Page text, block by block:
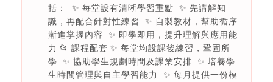
括： ✨ 每堂設有清晰學習重點 ✨ 先講解知
識，再配合針對性練習 ✨ 自製教材，幫助循序
漸進掌握內容 ✨ 即學即用，提升理解與應用能
力 📂 課程配套 ✨ 每堂均設課後練習，鞏固所
學 ✨ 協助學生規劃時間及課業安排 ✨ 培養學
生時間管理與自主學習能力 ✨ 每月提供一份模